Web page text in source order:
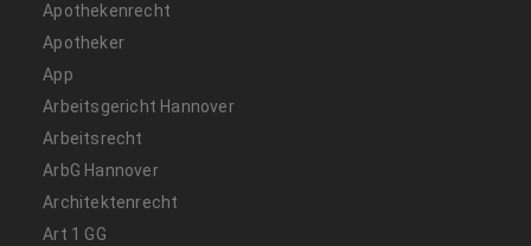
Apothekenrecht
Apotheker
App
Arbeitsgericht Hannover
Arbeitsrecht
ArbG Hannover
Architektenrecht
Art 1 GG